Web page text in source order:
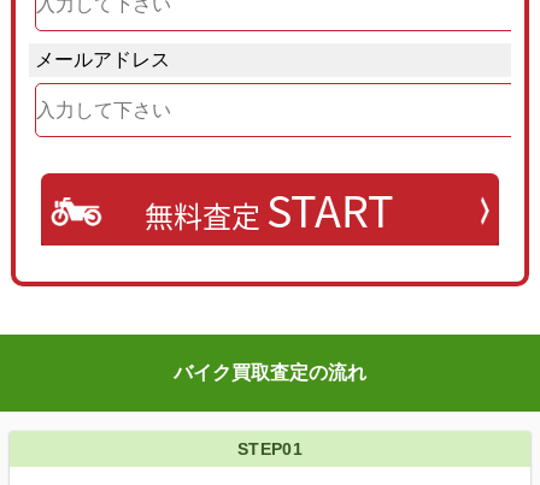
メールアドレス
無料査定 START
バイク買取査定の流れ
STEP01